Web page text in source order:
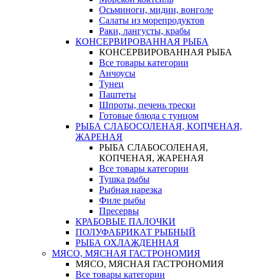
Осьминоги, мидии, вонголе
Салаты из морепродуктов
Раки, лангусты, крабы
КОНСЕРВИРОВАННАЯ РЫБА
КОНСЕРВИРОВАННАЯ РЫБА
Все товары категории
Анчоусы
Тунец
Паштеты
Шпроты, печень трески
Готовые блюда с тунцом
РЫБА СЛАБОСОЛЕНАЯ, КОПЧЕНАЯ,
ЖАРЕНАЯ
РЫБА СЛАБОСОЛЕНАЯ,
КОПЧЕНАЯ, ЖАРЕНАЯ
Все товары категории
Тушка рыбы
Рыбная нарезка
Филе рыбы
Пресервы
КРАБОВЫЕ ПАЛОЧКИ
ПОЛУФАБРИКАТ РЫБНЫЙ
РЫБА ОХЛАЖДЕННАЯ
МЯСО, МЯСНАЯ ГАСТРОНОМИЯ
МЯСО, МЯСНАЯ ГАСТРОНОМИЯ
Все товары категории